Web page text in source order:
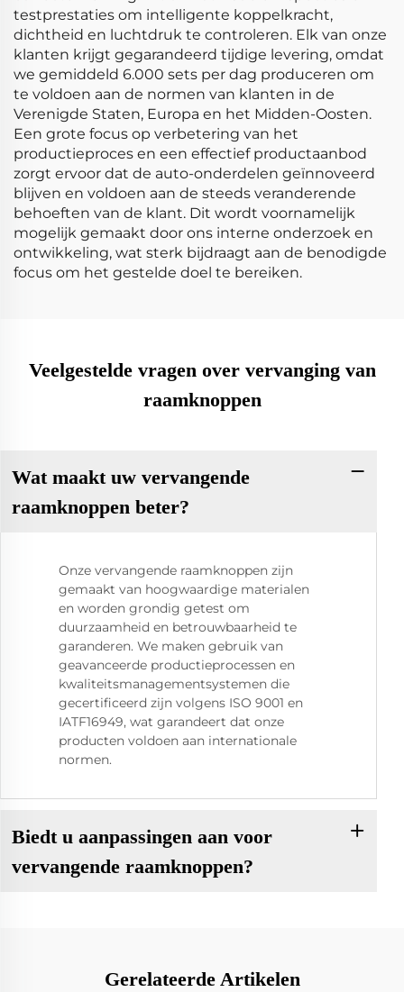
testprestaties om intelligente koppelkracht,
dichtheid en luchtdruk te controleren. Elk van onze
klanten krijgt gegarandeerd tijdige levering, omdat
we gemiddeld 6.000 sets per dag produceren om
te voldoen aan de normen van klanten in de
Verenigde Staten, Europa en het Midden-Oosten.
Een grote focus op verbetering van het
productieproces en een effectief productaanbod
zorgt ervoor dat de auto-onderdelen geïnnoveerd
blijven en voldoen aan de steeds veranderende
behoeften van de klant. Dit wordt voornamelijk
mogelijk gemaakt door ons interne onderzoek en
ontwikkeling, wat sterk bijdraagt aan de benodigde
focus om het gestelde doel te bereiken.
Veelgestelde vragen over vervanging van
raamknoppen
Wat maakt uw vervangende
raamknoppen beter?
Onze vervangende raamknoppen zijn
gemaakt van hoogwaardige materialen
en worden grondig getest om
duurzaamheid en betrouwbaarheid te
garanderen. We maken gebruik van
geavanceerde productieprocessen en
kwaliteitsmanagementsystemen die
gecertificeerd zijn volgens ISO 9001 en
IATF16949, wat garandeert dat onze
producten voldoen aan internationale
normen.
Biedt u aanpassingen aan voor
vervangende raamknoppen?
Gerelateerde Artikelen